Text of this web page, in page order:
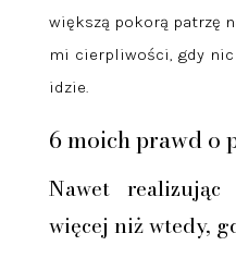
większą pokorą patrzę
mi cierpliwości, gdy
idzie.
6 moich prawd o
Nawet
więcej niż wtedy,